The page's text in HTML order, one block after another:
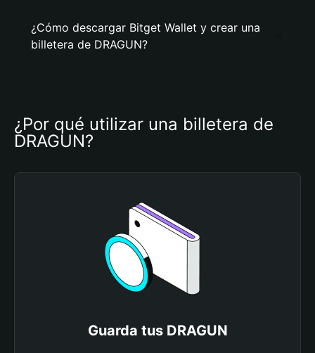
¿Cómo descargar Bitget Wallet y crear una
billetera de DRAGUN?
¿Por qué utilizar una billetera de
DRAGUN?
Guarda tus DRAGUN